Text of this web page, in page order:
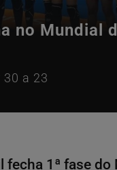
no Mundial
a 23
fecha 1ª fase do